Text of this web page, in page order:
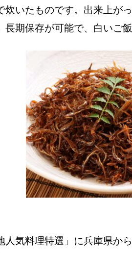
炊いたものです。出来上が
期保存が可能で、白いご
人気料理特選」に兵庫県か